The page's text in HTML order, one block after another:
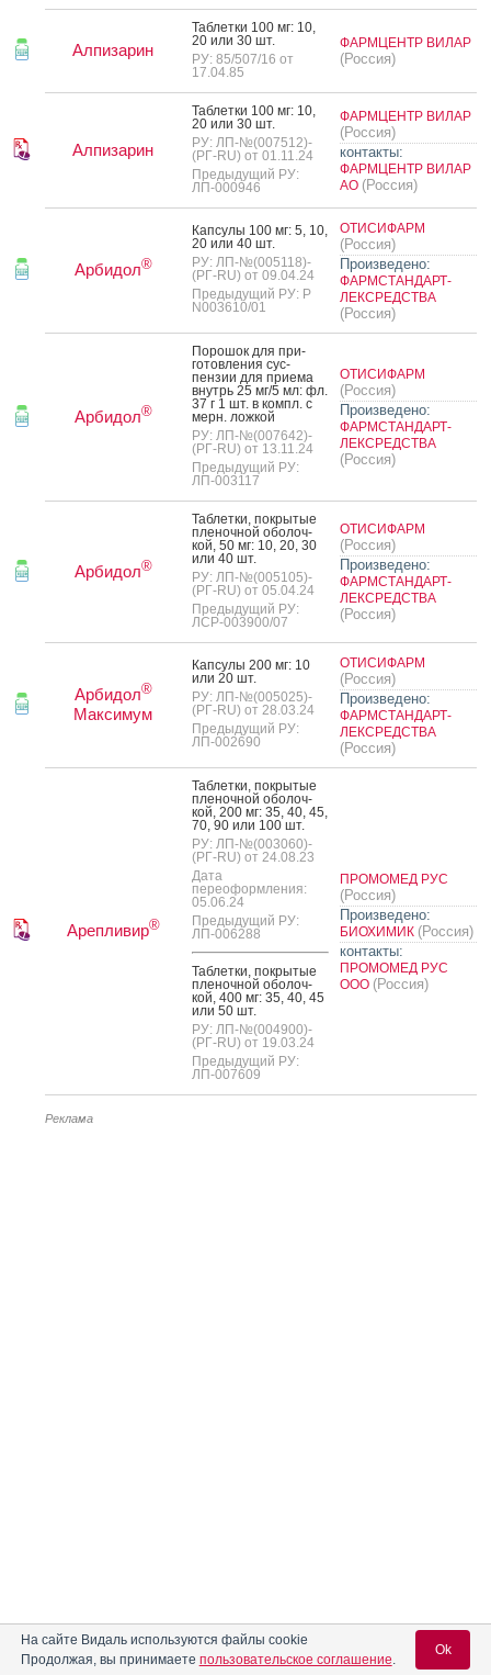
Алпизарин
Таб­летки 100 мг: 10,
20 или 30 шт.
РУ: 85/507/16 от
17.04.85
ФАРМЦЕНТР ВИЛАР
(Россия)
Алпизарин
Таб­летки 100 мг: 10,
20 или 30 шт.
РУ: ЛП-№(007512)-
(РГ-RU) от 01.11.24
Предыдущий РУ:
ЛП-000946
ФАРМЦЕНТР ВИЛАР
(Россия)
контакты:
ФАРМЦЕНТР ВИЛАР
АО (Россия)
Арбидол®
Кап­су­лы 100 мг: 5, 10,
20 или 40 шт.
РУ: ЛП-№(005118)-
(РГ-RU) от 09.04.24
Предыдущий РУ: Р
N003610/01
ОТИСИФАРМ
(Россия)
Произведено:
ФАРМСТАНДАРТ-
ЛЕКСРЕДСТВА
(Россия)
Арбидол®
По­рошок для при­
готов­ле­ния сус­
пензии для при­ема
внутрь 25 мг/5 мл: фл.
37 г 1 шт. в компл. с
мерн. лож­кой
РУ: ЛП-№(007642)-
(РГ-RU) от 13.11.24
Предыдущий РУ:
ЛП-003117
ОТИСИФАРМ
(Россия)
Произведено:
ФАРМСТАНДАРТ-
ЛЕКСРЕДСТВА
(Россия)
Арбидол®
Таб­летки, пок­ры­тые
пле­ноч­ной обо­лоч­
кой, 50 мг: 10, 20, 30
или 40 шт.
РУ: ЛП-№(005105)-
(РГ-RU) от 05.04.24
Предыдущий РУ:
ЛСР-003900/07
ОТИСИФАРМ
(Россия)
Произведено:
ФАРМСТАНДАРТ-
ЛЕКСРЕДСТВА
(Россия)
Арбидол®
Максимум
Кап­су­лы 200 мг: 10
или 20 шт.
РУ: ЛП-№(005025)-
(РГ-RU) от 28.03.24
Предыдущий РУ:
ЛП-002690
ОТИСИФАРМ
(Россия)
Произведено:
ФАРМСТАНДАРТ-
ЛЕКСРЕДСТВА
(Россия)
Арепливир®
Таб­летки, пок­ры­тые
пле­ноч­ной обо­лоч­
кой, 200 мг: 35, 40, 45,
70, 90 или 100 шт.
РУ: ЛП-№(003060)-
(РГ-RU) от 24.08.23
Дата
переоформления:
05.06.24
Предыдущий РУ:
ЛП-006288
Таб­летки, пок­ры­тые
пле­ноч­ной обо­лоч­
кой, 400 мг: 35, 40, 45
или 50 шт.
РУ: ЛП-№(004900)-
(РГ-RU) от 19.03.24
Предыдущий РУ:
ЛП-007609
ПРОМОМЕД РУС
(Россия)
Произведено:
БИОХИМИК (Россия)
контакты:
ПРОМОМЕД РУС
ООО (Россия)
Реклама
На сайте Видаль используются файлы cookie
Продолжая, вы принимаете пользовательское соглашение.
Ok